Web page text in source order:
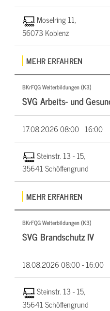
Moselring 11,
56073 Koblenz
MEHR ERFAHREN
BKrFQG Weiterbildungen (K3)
SVG Arbeits- und
17.08.202608:00 - 16:00
Steinstr. 13 - 15,
35641 Schöffengrund
MEHR ERFAHREN
BKrFQG Weiterbildungen (K3)
SVG Brandschutz IV
18.08.202608:00 - 16:00
Steinstr. 13 - 15,
35641 Schöffengrund